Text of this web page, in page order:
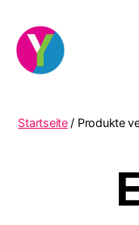
Startseite/ Produkte